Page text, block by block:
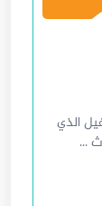
الذي
...